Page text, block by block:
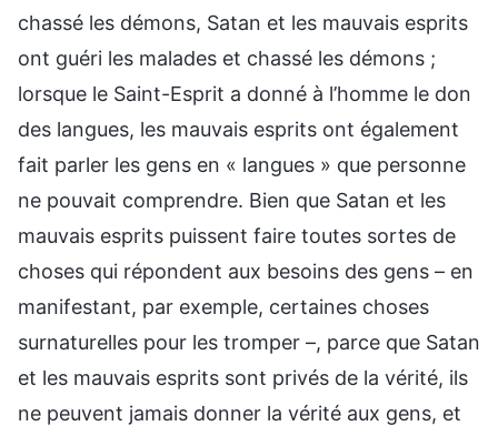
chassé les démons, Satan et les mauvais esprits
ont guéri les malades et chassé les démons ;
lorsque le Saint-Esprit a donné à l’homme le don
des langues, les mauvais esprits ont également
fait parler les gens en « langues » que personne
ne pouvait comprendre. Bien que Satan et les
mauvais esprits puissent faire toutes sortes de
choses qui répondent aux besoins des gens – en
manifestant, par exemple, certaines choses
surnaturelles pour les tromper –, parce que Satan
et les mauvais esprits sont privés de la vérité, ils
ne peuvent jamais donner la vérité aux gens, et